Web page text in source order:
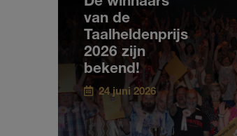
van de
Taalheldenprijs
2026 zijn
bekend!
24 juni 2026